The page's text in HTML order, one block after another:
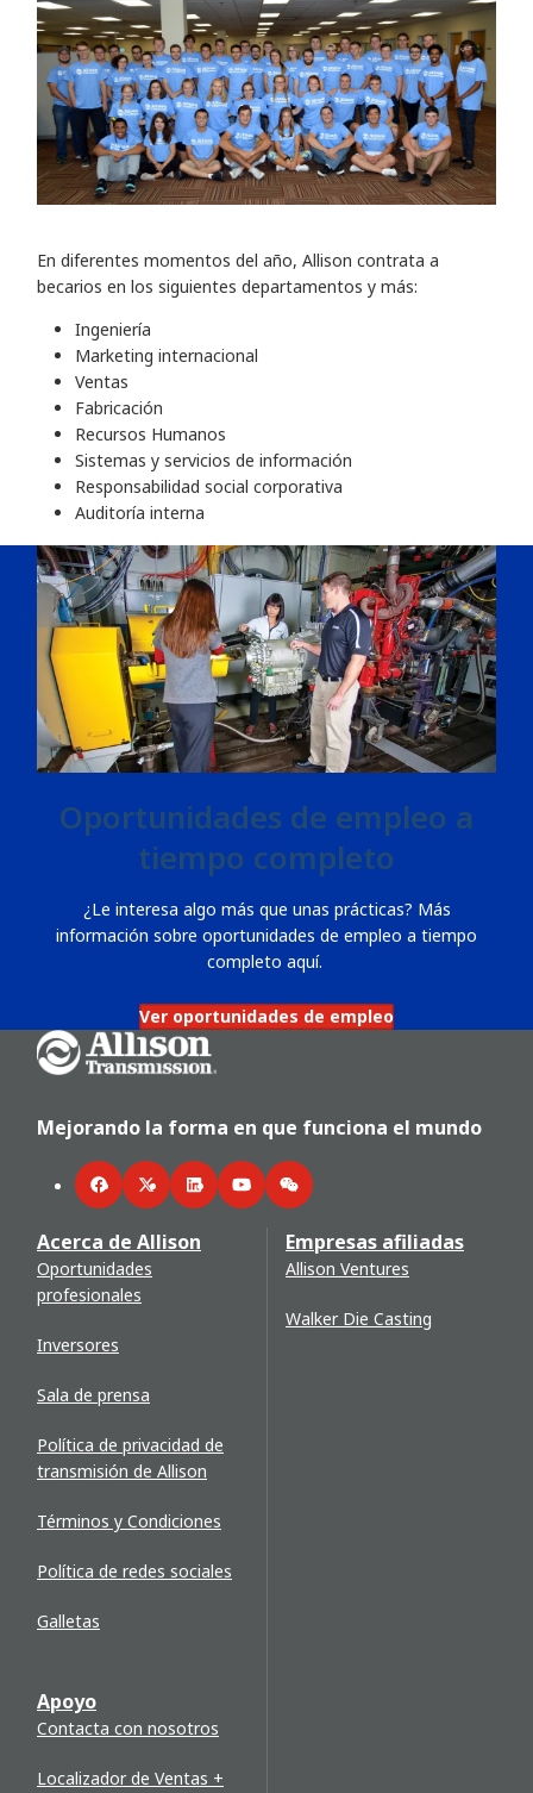
En diferentes momentos del año, Allison contrata a
becarios en los siguientes departamentos y más:
Ingeniería
Marketing internacional
Ventas
Fabricación
Recursos Humanos
Sistemas y servicios de información
Responsabilidad social corporativa
Auditoría interna
Oportunidades de empleo a
tiempo completo
¿Le interesa algo más que unas prácticas? Más
información sobre oportunidades de empleo a tiempo
completo aquí.
Ver oportunidades de empleo
Go Home
Mejorando la forma en que funciona el mundo
FacebookTwitterLinkedInYouTubeWeChat
Acerca de Allison
Oportunidades
profesionales
Inversores
Sala de prensa
Política de privacidad de
transmisión de Allison
Términos y Condiciones
Política de redes sociales
Galletas
Apoyo
Contacta con nosotros
Localizador de Ventas +
Empresas afiliadas
Allison Ventures
Walker Die Casting